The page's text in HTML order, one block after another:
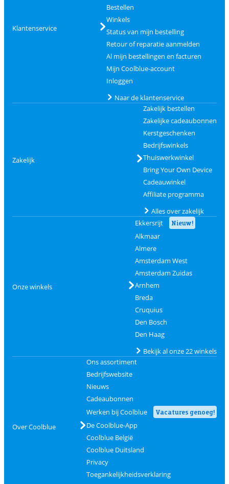
Klantenservice
Bestellen
Winkels
Status van mijn bestelling
Retour of reparatie aanmelden
Al mijn bestellingen en facturen
Mijn Coolblue-account
Inloggen
Naar de klantenservice
Zakelijk
Zakelijk bestellen
Zakelijke cadeaubonnen
Kerstgeschenken
Bedrijfswinkels
Thuiswerkwinkel
Bring Your Own Device
Cadeauwinkel
Affiliate programma
Alles over zakelijk
Onze winkels
Ekkersrijt Nieuw!
Alkmaar
Almere
Amsterdam West
Amsterdam Zuidas
Arnhem
Breda
Cruquius
Den Bosch
Den Haag
Bekijk al onze 22 winkels
Over Coolblue
Ons assortiment
Bedrijfswebsite
Nieuws
Cadeaubonnen
Werken bij Coolblue
Vacatures genoeg!
De Coolblue-App
Coolblue België
Coolblue Duitsland
Privacy
Toegankelijkheidsverklaring